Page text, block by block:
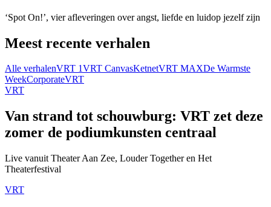
‘Spot On!’, vier afleveringen over angst, liefde en luidop jezelf zijn
Meest recente verhalen
Alle verhalenVRT 1VRT CanvasKetnetVRT MAXDe Warmste
WeekCorporateVRT
VRT
Van strand tot schouwburg: VRT zet deze
zomer de podiumkunsten centraal
Live vanuit Theater Aan Zee, Louder Together en Het
Theaterfestival
VRT